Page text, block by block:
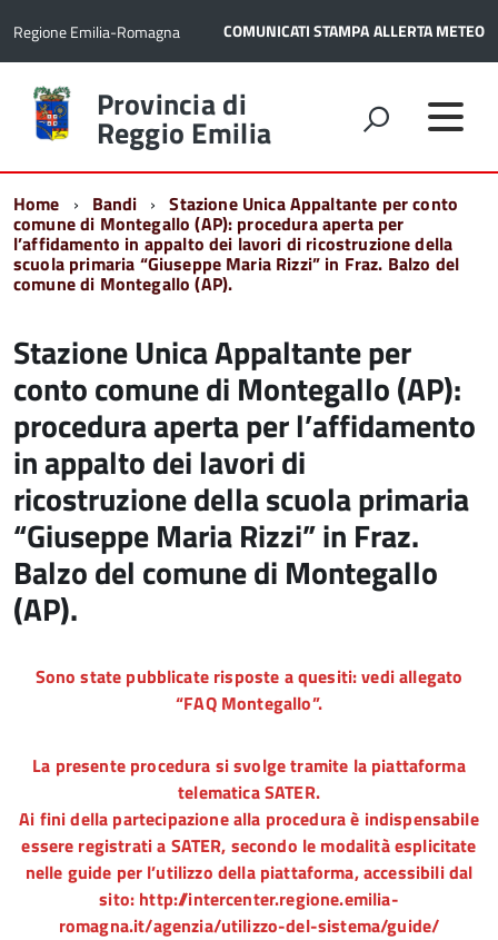
Regione Emilia-Romagna COMUNICATI STAMPAALLERTA METEO
Torna
alla
home
Provincia di
Reggio Emilia
Home Bandi Stazione Unica Appaltante per conto
comune di Montegallo (AP): procedura aperta per
l’affidamento in appalto dei lavori di ricostruzione della
scuola primaria “Giuseppe Maria Rizzi” in Fraz. Balzo del
comune di Montegallo (AP).
Stazione Unica Appaltante per
conto comune di Montegallo (AP):
procedura aperta per l’affidamento
in appalto dei lavori di
ricostruzione della scuola primaria
“Giuseppe Maria Rizzi” in Fraz.
Balzo del comune di Montegallo
(AP).
Sono state pubblicate risposte a quesiti: vedi allegato
“FAQ Montegallo”.
La presente procedura si svolge tramite la piattaforma
telematica SATER.
Ai fini della partecipazione alla procedura è indispensabile
essere registrati a SATER, secondo le modalità esplicitate
nelle guide per l’utilizzo della piattaforma, accessibili dal
sito: http://intercenter.regione.emilia-
romagna.it/agenzia/utilizzo-del-sistema/guide/